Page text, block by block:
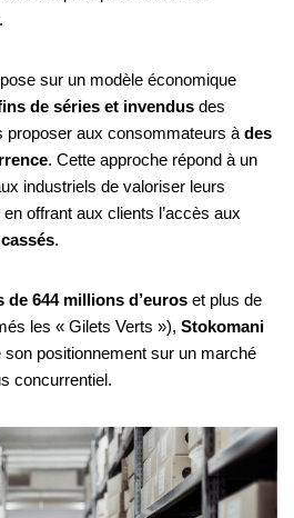
sur un modèle économique
de séries et invendus des
proposer aux consommateurs à des
. Cette approche répond à un
industriels de valoriser leurs
offrant aux clients l’accès aux
.
de 644 millions d’euros et plus de
les « Gilets Verts »), Stokomani
positionnement sur un marché
concurrentiel.